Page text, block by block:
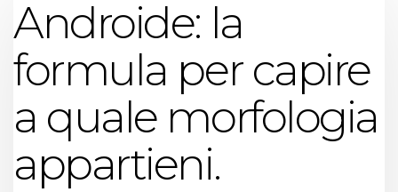
Androide: la
formula per capire
a quale morfologia
appartieni.